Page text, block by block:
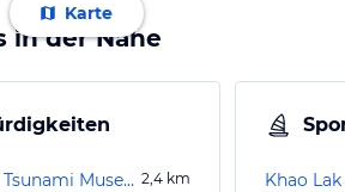
Karte
in der Nähe
Polizeiboot 813 - Tsunami Museum 2,4 km Khao